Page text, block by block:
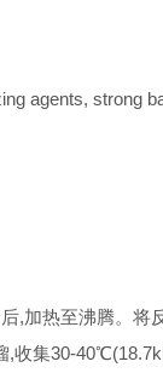
agents, strong
,加热至沸腾。
收集30-